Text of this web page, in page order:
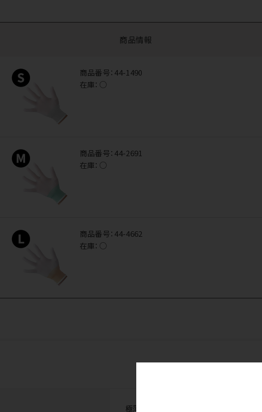
商品情報
商品番号： 44-1490
在庫： ○
商品番号： 44-2691
在庫： ○
商品番号： 44-4662
在庫： ○
極薄のインナーグローブ。編み目が18G（